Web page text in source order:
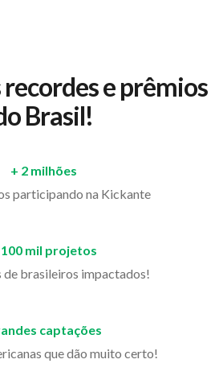
e prêmios
Brasil!
+ 2 milhões
participando na Kickante
100 mil projetos
de brasileiros impactados!
captações
que dão muito certo!